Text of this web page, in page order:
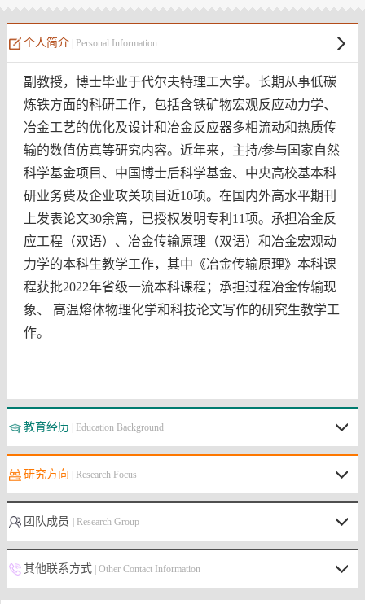
个人简介| Personal Information
副教授，博士毕业于代尔夫特理工大学。长期从事低碳
炼铁方面的科研工作，包括含铁矿物宏观反应动力学、
冶金工艺的优化及设计和冶金反应器多相流动和热质传
输的数值仿真等研究内容。近年来，主持/参与国家自然
科学基金项目、中国博士后科学基金、中央高校基本科
研业务费及企业攻关项目近10项。在国内外高水平期刊
上发表论文30余篇，已授权发明专利11项。承担冶金反
应工程（双语）、冶金传输原理（双语）和冶金宏观动
力学的本科生教学工作，其中《冶金传输原理》本科课
程获批2022年省级一流本科课程；承担过程冶金传输现
象、 高温熔体物理化学和科技论文写作的研究生教学工
作。
教育经历 | Education Background
研究方向 | Research Focus
团队成员 | Research Group
其他联系方式| Other Contact Information